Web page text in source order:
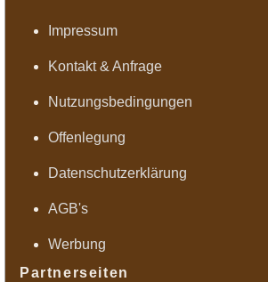
Impressum
Kontakt & Anfrage
Nutzungsbedingungen
Offenlegung
Datenschutzerklärung
AGB's
Werbung
Partnerseiten